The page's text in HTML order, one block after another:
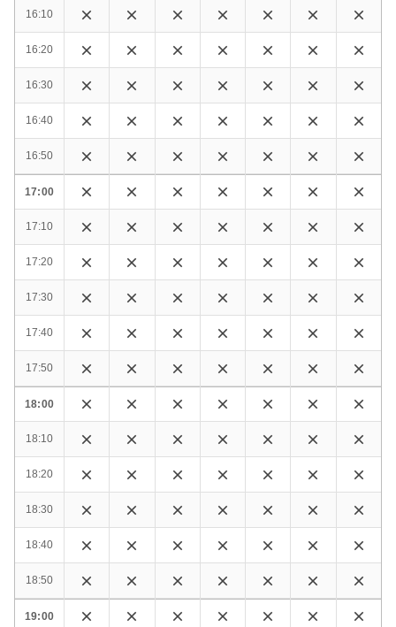
16:10
16:20
16:30
16:40
16:50
17:00
17:10
17:20
17:30
17:40
17:50
18:00
18:10
18:20
18:30
18:40
18:50
19:00